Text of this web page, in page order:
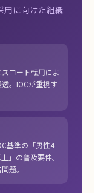
用に向けた組織
コート転用によ
。IOCが重視す
基準の「男性4
」の普及要件。
題。